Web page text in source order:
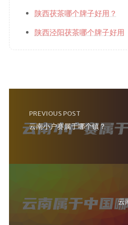
陕西茯茶哪个牌子好用？
陕西泾阳茯茶哪个牌子好用
PREVIOUS POST
云南小户赛属于哪个镇？
云